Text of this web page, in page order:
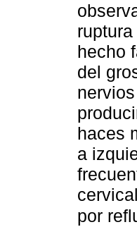
hecho
del
haces
a
por